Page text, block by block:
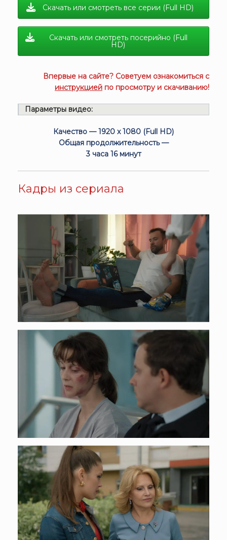
Скачать или смотреть все серии (Full HD)
Скачать или смотреть посерийно (Full
HD)
Впервые на сайте? Советуем ознакомиться с
инструкцией по просмотру и скачиванию!
Параметры видео:
Качество — 1920 x 1080 (Full HD)
Общая продолжительность —
3 часа 16 минут
Кадры из сериала